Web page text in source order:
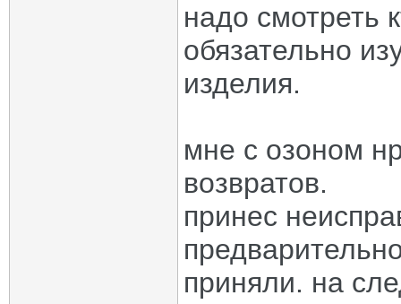
надо смотреть
обязательно
изделия.
мне с озоном
возвратов.
принес
приняли. на